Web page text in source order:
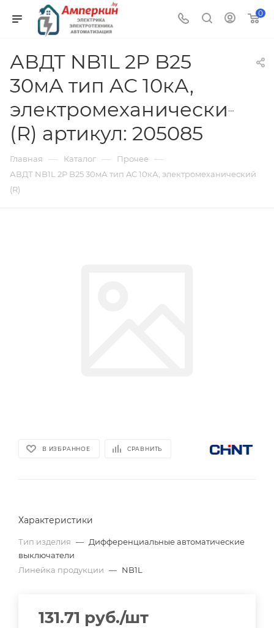
0
АВДТ NB1L 2P B25
30мА тип AС 10кА,
электромеханический
(R) артикул: 205085
Главная — Каталог — Прочее —
АВДТ NB1L 2P B25 30мА тип AС 10кА, электромеханический
(R)
В ИЗБРАННОЕ СРАВНИТЬ
Характеристики
Тип изделия — Дифференциальные автоматические
выключатели
Линейка продукции — NB1L
131.71 руб./шт